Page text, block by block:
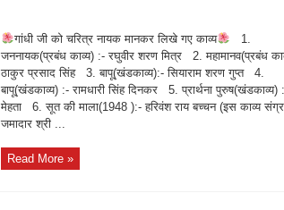
गांधी जी को चरित्र नायक मानकर लिखे गए काव्य
1.
जननायक(प्रबंध काव्य) :- रघुवीर शरण मित्र 2. महामानव(प्रबंध
ठाकुर प्रसाद सिंह 3. बापू(खंडकाव्य):- सियाराम शरण गुप्त 4.
बापू(खंडकाव्य) :- रामधारी सिंह दिनकर 5. प्रार्थना पुरुष(खंडकाव्य)
मेहता 6. सूत की माला(1948 ):- हरिवंश राय बच्चन (इस काव्य
जमादार श्री ...
Read More »